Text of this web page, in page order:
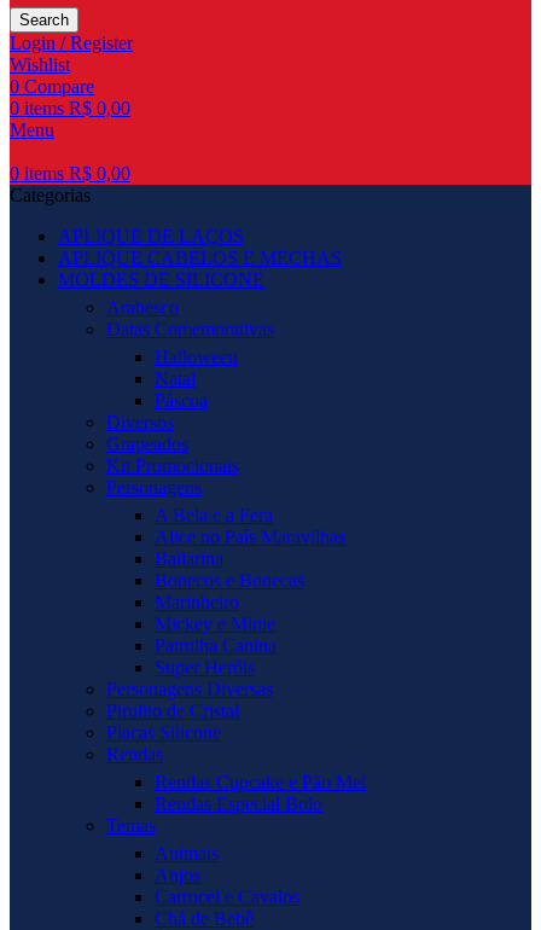
Search
Login / Register
Wishlist
0 Compare
0 items R$ 0,00
Menu
0 items R$ 0,00
Categorias
APLIQUE DE LAÇOS
APLIQUE CABELOS E MECHAS
MOLDES DE SILICONE
Arabesco
Datas Comemorativas
Halloween
Natal
Páscoa
Diversos
Grapeados
Kit Promocionais
Personagens
A Bela e a Fera
Alice no País Maravilhas
Bailarina
Bonecos e Bonecas
Marinheiro
Mickey e Minie
Patrulha Canina
Super Heróis
Personagens Diversas
Pirulito de Cristal
Placas Silicone
Rendas
Rendas Cupcake e Pão Mel
Rendas Especial Bolo
Temas
Animais
Anjos
Carrocel e Cavalos
Chá de Bebê